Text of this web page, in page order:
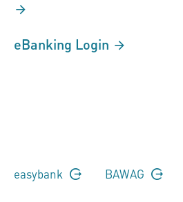
eBanking Login
easybank BAWAG